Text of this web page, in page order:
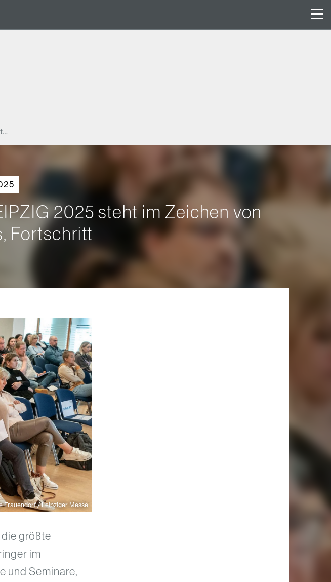
2025 steht im Zeichen von
Fortschritt
Frauendorf / Leipziger Messe
größte
im
und Seminare,